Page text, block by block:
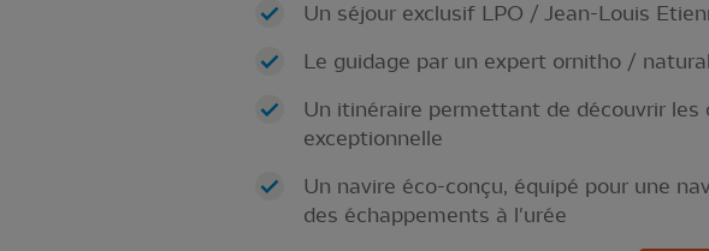
Un séjour exclusif LPO / Jean-Louis
Le guidage par un expert ornitho /
Un itinéraire permettant de découvrir
exceptionnelle
Un navire éco-conçu, équipé pour une
des échappements à l'urée